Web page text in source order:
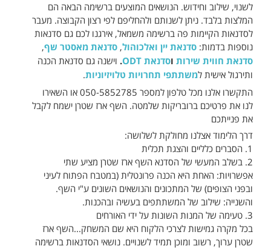
לשנוי, שילוב וחידוש. הנושאים המוצעים ברשימה הבאה הם
המלצות בלבד. ניתן לשנותם ולהחליפם לפי רצון הקבוצה. מעבר
לסדנאות הקיימות פה ברשימה משמאל, אירגנו לכם גם סדנאות
נוספות בדמות: סדנאת יין ואלכוהול, סדנאת מאסטר שף,
סדנאת חווית שירות וסדנאת ODT . וישנה גם סדנאת הכנה
ותירגול אישית למשתתפי תחרויות טלויזיוניות.
התקשרו אלנו מכל טלפון למספר 050-5852785 או השאירו
לנו את פרטיכם ברובריקות שלמטה. השף ארז שטרן ישמח לקבל
את פנייתכם
דרך הלימוד אצלנו מחולקת לשלושה:
1. הסברים כלליים והצגת תכלית
2. בשלב המעשי של הסדנא השף ארז שטרן מציע שתי
אפשרויות: האחת היא הכנה פרונטלית (במטבח הפתוח לעיני
ובפני הצופים) של המתכונים והנושאים השונים ע"י השף.
והשנייה: שילוב של המשתתפים בעשיה ובהכנות.
3. טעימה של המנות השונות על ידי האורחים
בכל מקרה גמישות לצרכי הלקוח היא שם המשחק...השף ארז
שטרן ערוך, רשוב ומוכן תמיד לשנויים. נושאי הסדנאות ברשימה